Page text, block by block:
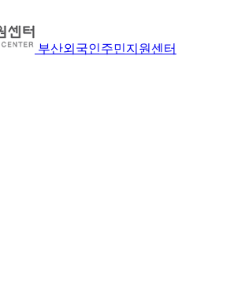
부산외국인주민지원센터